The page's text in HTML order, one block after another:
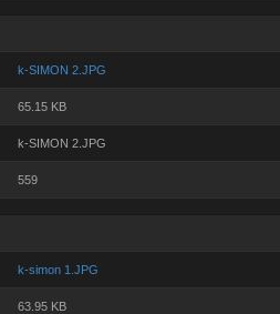
k-SIMON 2.JPG
65.15 KB
k-SIMON 2.JPG
559
k-simon 1.JPG
63.95 KB